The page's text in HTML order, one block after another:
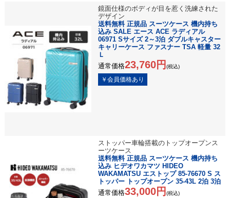
鏡面仕様のボディが目を惹く洗練された
デザイン
送料無料 正規品 スーツケース 機内持ち
込み SALE エース ACE ラディアル
06971 Sサイズ 2～3泊 ダブルキャスター
キャリーケース ファスナー TSA 軽量 32
Ｌ
通常価格23,760円 (税込)
ストッパー車輪搭載のトップオープンス
ーツケース
送料無料 正規品 スーツケース 機内持ち
込み ヒデオワカマツ HIDEO
WAKAMATSU エストップ 85-76670 S ス
トッパー トップオープン 35-43L 2泊 3泊
通常価格33,000円 (税込)